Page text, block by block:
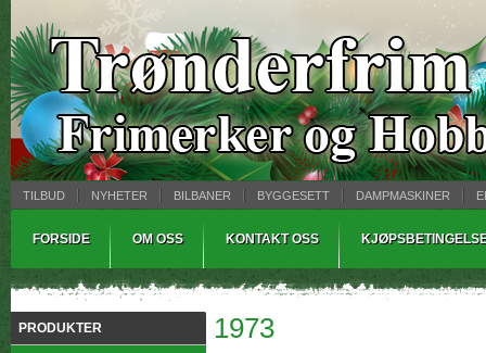
TILBUD NYHETER BILBANER BYGGESETT DAMPMASKINER
FORSIDE OM OSS KONTAKT OSS
PRODUKTER 1973